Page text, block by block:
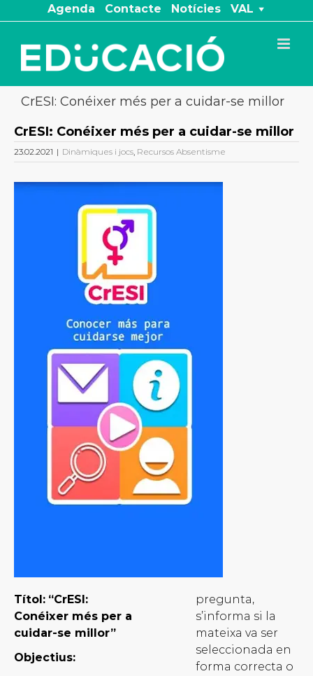
to
content
Agenda Contacte Notícies VAL
CrESI: Conéixer més per a cuidar-se millor
CrESI: Conéixer més per a cuidar-se millor
23.02.2021 | Dinàmiques i jocs, Recursos Absentisme
Títol: “CrESI:
Conéixer més per a
cuidar-se millor”
Objectius:
pregunta,
s’informa si la
mateixa va ser
seleccionada en
forma correcta o